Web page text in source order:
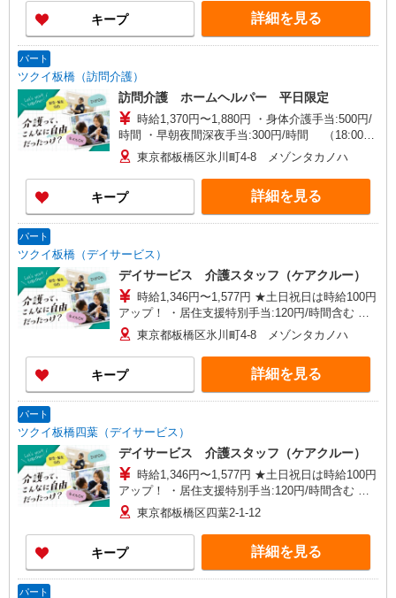
日手当:100円/時間含む ※給与幅は資格・経験等に
よる
キープ 詳細を見る
パート
ツクイ板橋（訪問介護）
訪問介護 ホームヘルパー 平日限定
時給1,370円〜1,880円 ・身体介護手当:500円/
時間 ・早朝夜間深夜手当:300円/時間 （18:00〜
翌07:59の時間帯） ・ICT手当:2,000円/月 ・ケア
→ケアの移動時間も賃金（時給）を支給 ※給与幅
は資格・経験等による
東京都板橋区氷川町4-8 メゾンタカノハ
キープ 詳細を見る
パート
ツクイ板橋（デイサービス）
デイサービス 介護スタッフ（ケアクルー）
時給1,346円〜1,577円 ★土日祝日は時給100円
アップ！ ・居住支援特別手当:120円/時間含む ※
給与幅は資格・経験等による
東京都板橋区氷川町4-8 メゾンタカノハ
キープ 詳細を見る
パート
ツクイ板橋四葉（デイサービス）
デイサービス 介護スタッフ（ケアクルー）
時給1,346円〜1,577円 ★土日祝日は時給100円
アップ！ ・居住支援特別手当:120円/時間含む ※
給与幅は資格・経験等による
東京都板橋区四葉2-1-12
キープ 詳細を見る
パート